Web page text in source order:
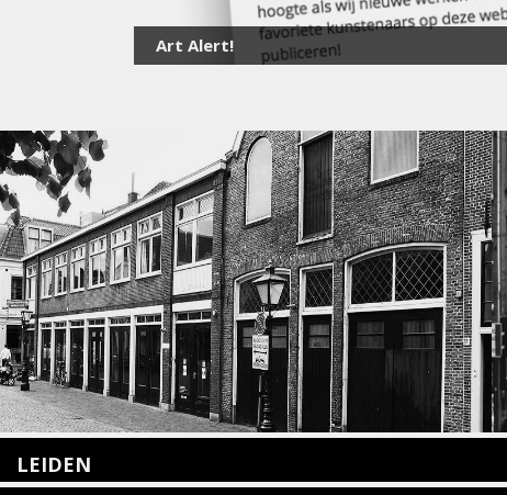
Art Alert!
LEIDEN